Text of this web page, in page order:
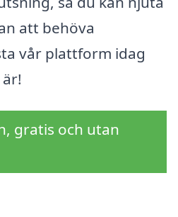
att behöva
vår plattform idag
gratis och utan